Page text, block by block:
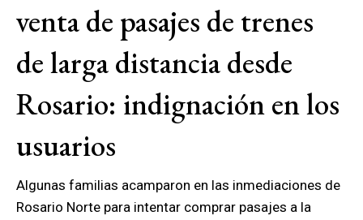
venta de pasajes de trenes
de larga distancia desde
Rosario: indignación en los
usuarios
Algunas familias acamparon en las inmediaciones de
Rosario Norte para intentar comprar pasajes a la